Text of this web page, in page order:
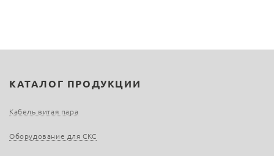
КАТАЛОГ ПРОДУКЦИИ
Кабель витая пара
Оборудование для СКС